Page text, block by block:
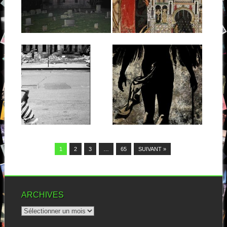
Petit dialogue de mes voix
intérieures en découvrant le
premier titre...
La musique, comme la mode,
suit des cycles. Depuis un
moment,...
▶
10.05.26
TERROR : STILL
SUFFER
Avec un album de Terror, on
est rarement déçus. C’est
aussi...
22.02.26
CONVERGE : LOVE
IS NOT ENOUGH
Et de onze pour les fous
furieux de Converge. Le
groupe...
1 2 3 65 SUIVANT »
ARCHIVES